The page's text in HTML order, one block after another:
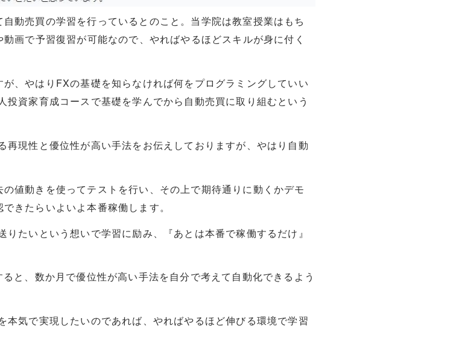
動売買の学習を行っているとのこと。当学院は教室授業はもち
画で予習復習が可能なので、やればやるほどスキルが身に付く
、やはりFXの基礎を知らなければ何をプログラミングしていい
資家育成コースで基礎を学んでから自動売買に取り組むという
現性と優位性が高い手法をお伝えしておりますが、やはり自動
値動きを使ってテストを行い、その上で期待通りに動くかデモ
きたらいよいよ本番稼働します。
たいという想いで学習に励み、『あとは本番で稼働するだけ』
と、数か月で優位性が高い手法を自分で考えて自動化できるよう
本気で実現したいのであれば、やればやるほど伸びる環境で学習